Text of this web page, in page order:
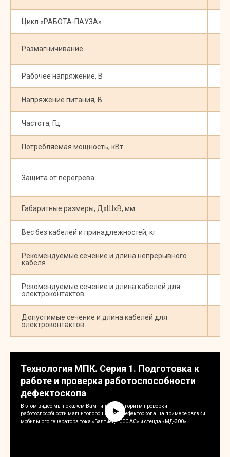
Цикл «РАБОТА-ПАУЗА»
Размагничивание
Рабочее напряжение, В
Напряжение питания, В
Частота, Гц
Потребляемая мощность, кВт
Защита от перегрева
Габаритные размеры, ДхШхВ, мм
Вес без кабелей и принадлежностей, кг
Рекомендуемые сечение и длина непрерывного
кабеля
Рекомендуемые сечение и длина кабелей для
электроконтактов
Допустимые сечение и длина кабелей для
электроконтактов
Технология МПК. Серия 1. Подготовка к
работе и проверка работоспособности
дефектоскопа
В этом видео мы покажем Вам типовой алгоритм проверки
работоспособности магнитопорошкового дефектоскопа, на примере связки
мобильного генератора тока «Балтиец 1000 AC» и стенда «МД-300»